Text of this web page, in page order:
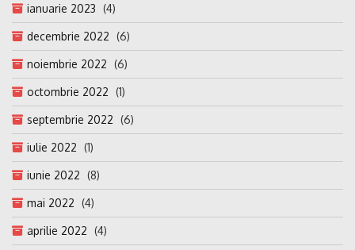
ianuarie 2023 (4)
decembrie 2022 (6)
noiembrie 2022 (6)
octombrie 2022 (1)
septembrie 2022 (6)
iulie 2022 (1)
iunie 2022 (8)
mai 2022 (4)
aprilie 2022 (4)